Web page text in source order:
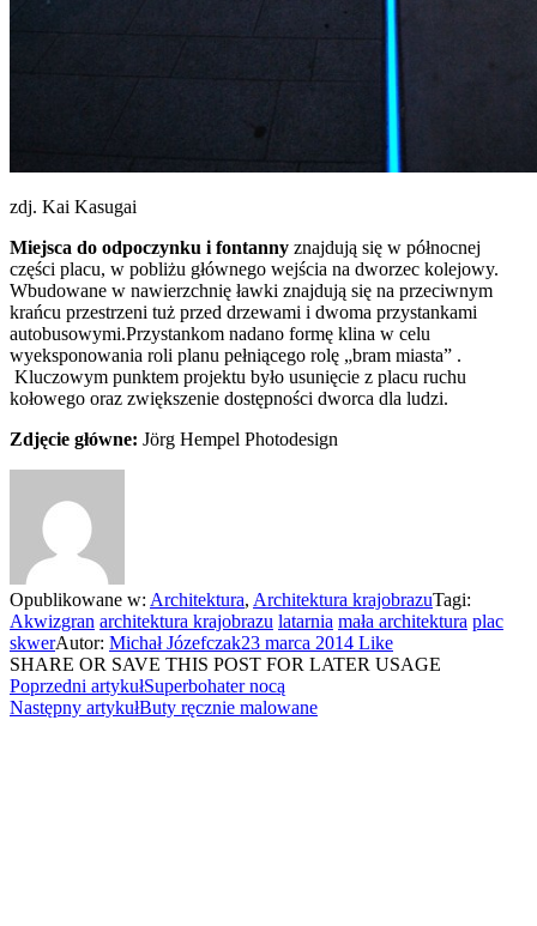
zdj. Kai Kasugai
Miejsca do odpoczynku i fontanny znajdują się w północnej
części placu, w pobliżu głównego wejścia na dworzec kolejowy.
Wbudowane w nawierzchnię ławki znajdują się na przeciwnym
krańcu przestrzeni tuż przed drzewami i dwoma przystankami
autobusowymi.Przystankom nadano formę klina w celu
wyeksponowania roli planu pełniącego rolę „bram miasta” .
Kluczowym punktem projektu było usunięcie z placu ruchu
kołowego oraz zwiększenie dostępności dworca dla ludzi.
Zdjęcie główne: Jörg Hempel Photodesign
Opublikowane w: Architektura, Architektura krajobrazuTagi:
Akwizgran architektura krajobrazu latarnia mała architektura plac
skwerAutor: Michał Józefczak23 marca 2014 Like
SHARE OR SAVE THIS POST FOR LATER USAGE
Poprzedni artykułSuperbohater nocą
Następny artykułButy ręcznie malowane